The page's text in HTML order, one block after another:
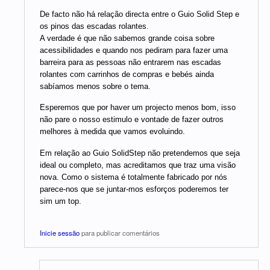
De facto não há relação directa entre o Guio Solid Step e
os pinos das escadas rolantes.
A verdade é que não sabemos grande coisa sobre
acessibilidades e quando nos pediram para fazer uma
barreira para as pessoas não entrarem nas escadas
rolantes com carrinhos de compras e bebés ainda
sabíamos menos sobre o tema.
Esperemos que por haver um projecto menos bom, isso
não pare o nosso estimulo e vontade de fazer outros
melhores à medida que vamos evoluindo.
Em relação ao Guio SolidStep não pretendemos que seja
ideal ou completo, mas acreditamos que traz uma visão
nova. Como o sistema é totalmente fabricado por nós
parece-nos que se juntar-mos esforços poderemos ter
sim um top.
Inicie sessãopara publicar comentários